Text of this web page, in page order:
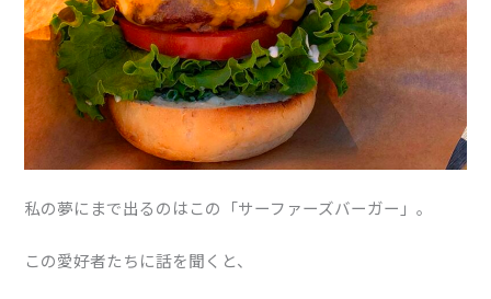
私の夢にまで出るのはこの「サーファーズバーガー」。
この愛好者たちに話を聞くと、